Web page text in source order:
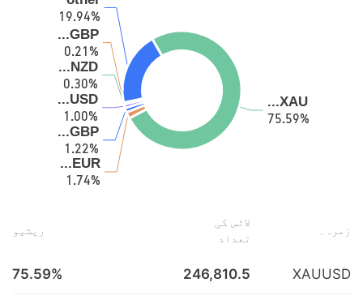
زمرہ۔
لاٹس کی
تعداد
ریشیو
XAUUSD
246,810.5
75.59%